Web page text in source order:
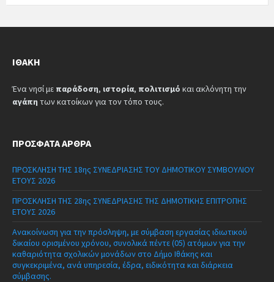
ΙΘΆΚΗ
Ένα νησί με παράδοση, ιστορία, πολιτισμό και ακλόνητη την
αγάπη των κατοίκων για τον τόπο τους.
ΠΡΌΣΦΑΤΑ ΆΡΘΡΑ
ΠΡΟΣΚΛΗΣΗ ΤΗΣ 18ης ΣΥΝΕΔΡΙΑΣΗΣ ΤΟΥ ΔΗΜΟΤΙΚΟΥ ΣΥΜΒΟΥΛΙΟΥ
ΕΤΟΥΣ 2026
ΠΡΟΣΚΛΗΣΗ ΤΗΣ 28ης ΣΥΝΕΔΡΙΑΣΗΣ ΤΗΣ ΔΗΜΟΤΙΚΗΣ ΕΠΙΤΡΟΠΗΣ
ΕΤΟΥΣ 2026
Ανακοίνωση για την πρόσληψη, με σύμβαση εργασίας ιδιωτικού
δικαίου ορισμένου χρόνου, συνολικά πέντε (05) ατόμων για την
καθαριότητα σχολικών μονάδων στο Δήμο Ιθάκης και
συγκεκριμένα, ανά υπηρεσία, έδρα, ειδικότητα και διάρκεια
σύμβασης.